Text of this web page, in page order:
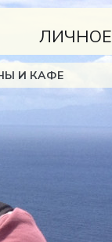
И КАФЕ
ЛИЧНОЕ